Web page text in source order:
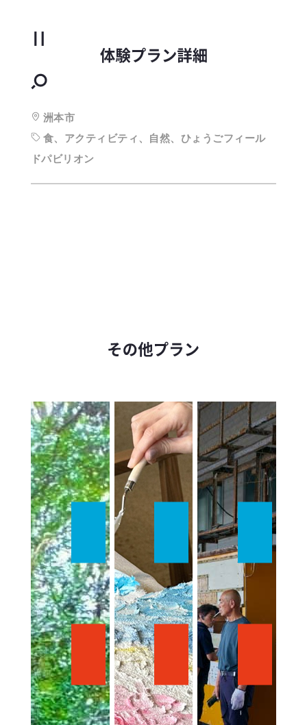
洲本市
食、アクティビティ、自然、ひょうごフィール
ドパビリオン